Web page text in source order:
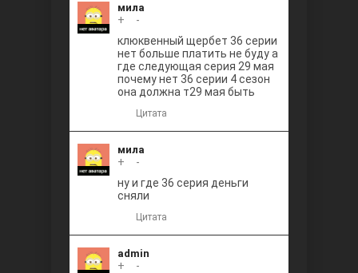
мила
+
-
клюквенный щербет 36 серии
нет больше платить не буду а
где следующая серия 29 мая
почему нет 36 серии 4 сезон
она должна т29 мая быть
Цитата
мила
+
-
ну и где 36 серия деньги
сняли
Цитата
admin
+
-